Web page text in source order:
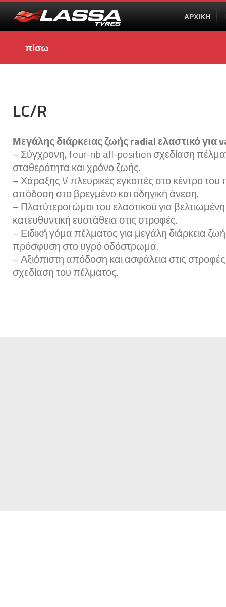
ΑΡΧΙΚΗ
πίσω
LC/R
Μεγάλης διάρκειας ζωής radial ελαστικό για
– Σύγχρονη, four-rib all-position σχεδίαση
σταθερότητα και χρόνο ζωής.
– Χάραξης V πλευρικές εγκοπές στο κέντρο του
απόδοση στο βρεγμένο και οδηγική άνεση.
– Πλατύτεροι ώμοι του ελαστικού για
κατευθυντική ευστάθεια στις στροφές.
– Ειδική γόμα πέλματος για μεγάλη διάρκεια
πρόσφυση στο υγρό οδόστρωμα.
– Αξιόπιστη απόδοση και ασφάλεια στις
σχεδίαση του πέλματος.